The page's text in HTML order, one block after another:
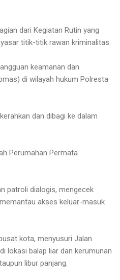
dari Kegiatan Rutin yang
titik-titik rawan kriminalitas.
keamanan dan
di wilayah hukum Polresta
dan dibagi ke dalam
Perumahan Permata
patroli dialogis, mengecek
akses keluar-masuk
kota, menyusuri Jalan
lokasi balap liar dan kerumunan
libur panjang.